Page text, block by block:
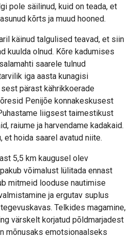
pole säilinud, kuid on teada, et
kõrts ja muud hooned.
käinud talgulised teavad, et siin
kuulda olnud. Kõre kadumises
saarele tulnud
iga aasta kunagisi
pärast kährikkoerade
Penijõe konnakeskusest
liigsest taimestikust
raiume ja harvendame kadakaid.
et hoida saarel avatud niite.
5,5 km kaugusel olev
võimalust lülitada ennast
mitmeid looduse nautimise
ja ergutav suplus
Telkides magamine,
värskelt korjatud põldmarjadest
mõnusaks emotsionaalseks